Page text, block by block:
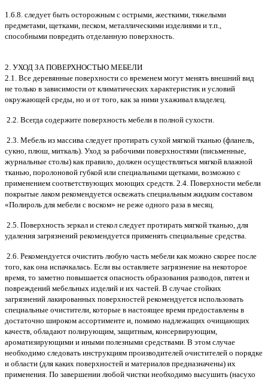
1.6.8. следует быть осторожным с острыми, жесткими, тяжелыми
предметами, щетками, песком, металлическими изделиями и т.п.,
способными повредить отделанную поверхность.
2. УХОД ЗА ПОВЕРХНОСТЬЮ МЕБЕЛИ
2.1. Все деревянные поверхности со временем могут менять внешний вид
не только в зависимости от климатических характеристик и условий
окружающей среды, но и от того, как за ними ухаживал владелец.
2.2. Всегда содержите поверхность мебели в полной сухости.
2.3. Мебель из массива следует протирать сухой мягкой тканью (фланель,
сукно, плюш, миткаль). Уход за рабочими поверхностями (письменные,
журнальные столы) как правило, должен осуществляться мягкой влажной
тканью, поролоновой губкой или специальными щетками, возможно с
применением соответствующих моющих средств. 2.4. Поверхности мебели
покрытые лаком рекомендуется освежать специальным жидким составом
«Полироль для мебели с воском» не реже одного раза в месяц.
2.5. Поверхность зеркал и стекол следует протирать мягкой тканью, для
удаления загрязнений рекомендуется применять специальные средства.
2.6. Рекомендуется очистить любую часть мебели как можно скорее после
того, как она испачкалась. Если вы оставляете загрязнение на некоторое
время, то заметно повышается опасность образования разводов, пятен и
повреждений мебельных изделий и их частей. В случае стойких
загрязнений лакированных поверхностей рекомендуется использовать
специальные очистители, которые в настоящее время предоставлены в
достаточно широком ассортименте и, помимо надлежащих очищающих
качеств, обладают полирующим, защитным, консервирующим,
ароматизирующими и иными полезными средствами. В этом случае
необходимо следовать инструкциям производителей очистителей о порядке
и области (для каких поверхностей и материалов предназначены) их
применения. По завершении любой чистки необходимо высушить (насухо